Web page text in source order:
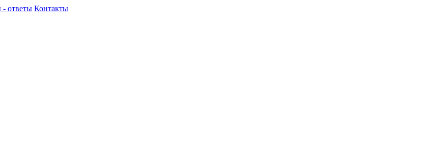
ответы Контакты